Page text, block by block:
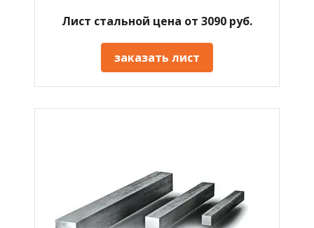
Лист стальной цена от 3090 руб.
заказать лист